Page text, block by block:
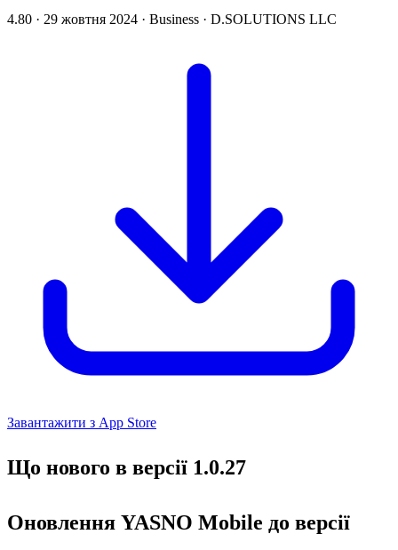
4.80 · 29 жовтня 2024 · Business · D.SOLUTIONS LLC
Завантажити з App Store
Що нового в версії 1.0.27
Оновлення YASNO Mobile до версії